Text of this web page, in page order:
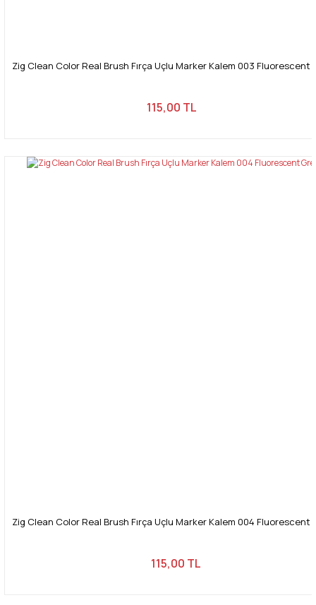
Zig Clean Color Real Brush Fırça Uçlu Marker Kalem 003 Fluorescent
115,00 TL
Zig Clean Color Real Brush Fırça Uçlu Marker Kalem 004 Fluorescent
115,00 TL